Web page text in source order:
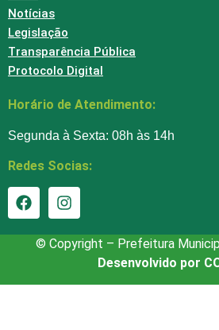
Notícias
Legislação
Transparência Pública
Protocolo Digital
Horário de Atendimento:
Segunda à Sexta: 08h às 14h
Redes Socias:
© Copyright – Prefeitura
Desenvolvido por